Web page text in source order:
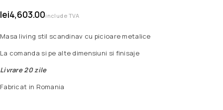
lei4,603.00include TVA
Masa living stil scandinav cu picioare metalice
La comanda si pe alte dimensiuni si finisaje
Livrare 20 zile
Fabricat in Romania